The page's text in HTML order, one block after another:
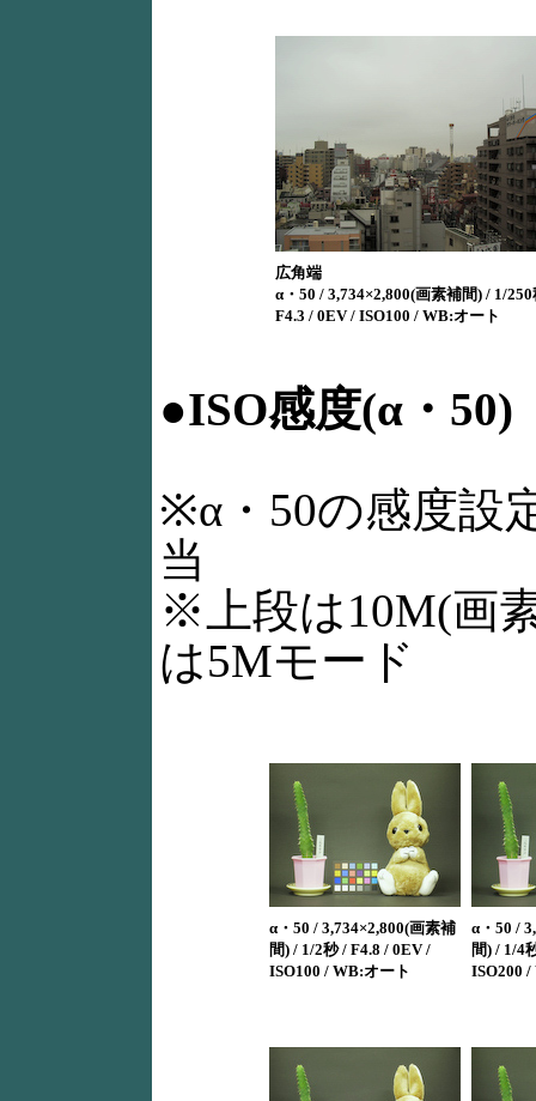
広角端
α・50 / 3,734×2,800(画素補間) / 1/250
F4.3 / 0EV / ISO100 / WB:オート
●ISO感度(α・50)
※α・50の感度設
当
※上段は10M(画
は5Mモード
α・50 / 3,734×2,800(画素補
間) / 1/2秒 / F4.8 / 0EV /
ISO100 / WB:オート
α・50 /
間) / 1/4
ISO200